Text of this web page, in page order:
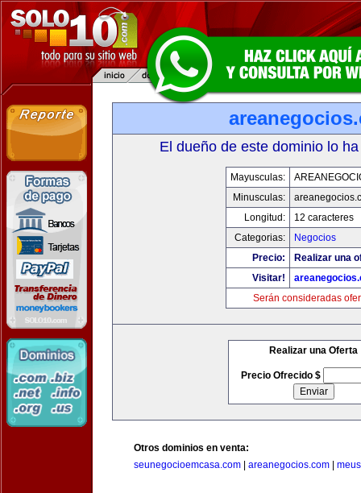
El dueño de este dominio lo
Mayusculas:
Minusculas:
Longitud:
12 caracteres
Categorias:
Negocios
Precio:
Realizar una
Visitar!
Serán consideradas
Realizar una Oferta
Precio Ofrecido $
Otros dominios en venta:
seunegocioemcasa.com
areanegocios.com